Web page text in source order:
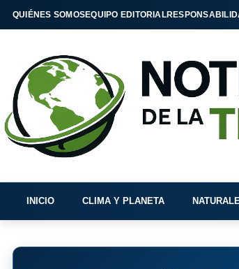
QUIÉNES SOMOSEQUIPO EDITORIAL
INICIO CLIMA Y PLANETA